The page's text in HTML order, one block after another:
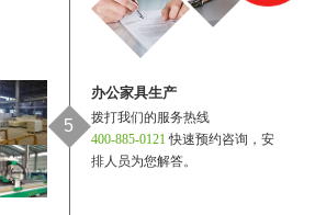
5
办公家具生产
拨打我们的服务热线
400-885-0121 快速预约咨询，安
排人员为您解答。